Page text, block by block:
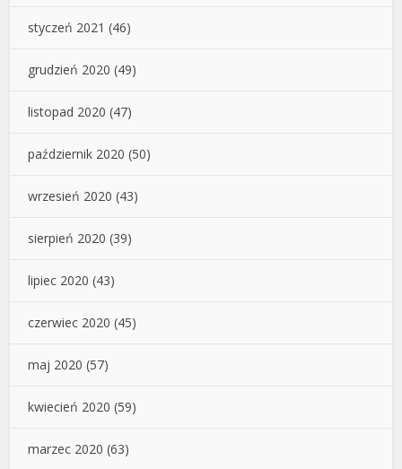
styczeń 2021 (46)
grudzień 2020 (49)
listopad 2020 (47)
październik 2020 (50)
wrzesień 2020 (43)
sierpień 2020 (39)
lipiec 2020 (43)
czerwiec 2020 (45)
maj 2020 (57)
kwiecień 2020 (59)
marzec 2020 (63)